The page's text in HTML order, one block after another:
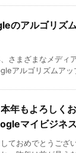
のアルゴリズ
さまざまなメディ
アルゴリズムア
年もよろしく
マイビジネス
ておめでとうござ